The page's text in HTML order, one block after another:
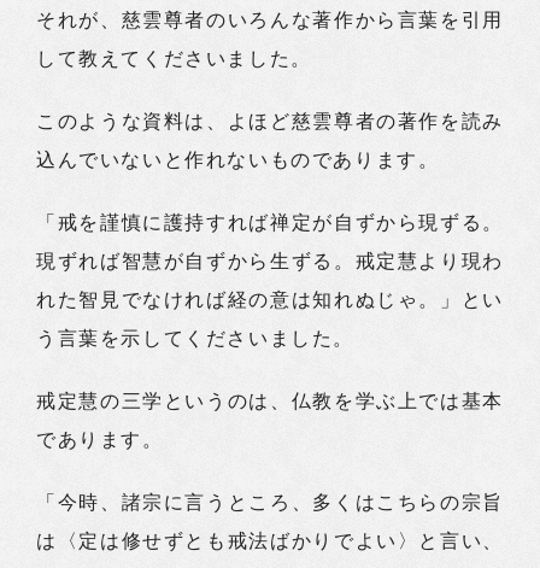
それが、慈雲尊者のいろんな著作から言葉を引用
して教えてくださいました。
このような資料は、よほど慈雲尊者の著作を読み
込んでいないと作れないものであります。
「戒を謹慎に護持すれば禅定が自ずから現ずる。
現ずれば智慧が自ずから生ずる。戒定慧より現わ
れた智見でなければ経の意は知れぬじゃ。」とい
う言葉を示してくださいました。
戒定慧の三学というのは、仏教を学ぶ上では基本
であります。
「今時、諸宗に言うところ、多くはこちらの宗旨
は〈定は修せずとも戒法ばかりでよい〉と言い、